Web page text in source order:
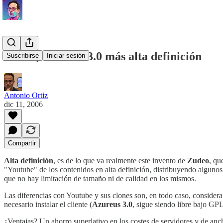
Suscribirse Iniciar sesión
Zudeo, Azureus 3.0 más alta definición
Antonio Ortiz
dic 11, 2006
Compartir
Alta definición, es de lo que va realmente este invento de Zudeo,
"Youtube" de los contenidos en alta definición, distribuyendo
que no hay limitación de tamaño ni de calidad en los mismos.
Las diferencias con Youtube y sus clones son, en todo caso,
necesario instalar el cliente (Azureus 3.0, sigue siendo libre bajo
¿Ventajas? Un ahorro superlativo en los costes de servidores y de